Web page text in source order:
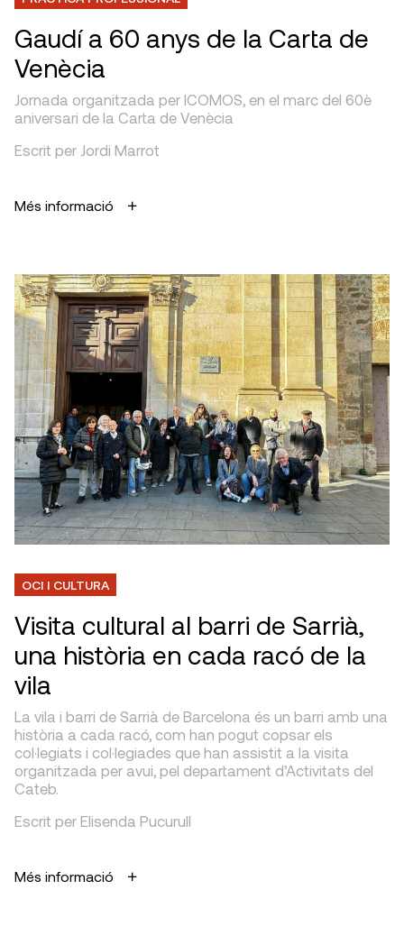
Gaudí a 60 anys de la Carta de
Venècia
Jornada organitzada per ICOMOS, en el marc del 60è
aniversari de la Carta de Venècia
Escrit per Jordi Marrot
Més informació
OCI I CULTURA
Visita cultural al barri de Sarrià,
una història en cada racó de la
vila
La vila i barri de Sarrià de Barcelona és un barri amb una
història a cada racó, com han pogut copsar els
col·legiats i col·legiades que han assistit a la visita
organitzada per avui, pel departament d’Activitats del
Cateb.
Escrit per Elisenda Pucurull
Més informació